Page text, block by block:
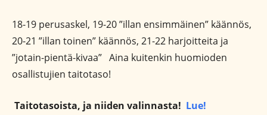
18-19 perusaskel, 19-20 ”illan ensimmäinen” käännös,
20-21 ”illan toinen” käännös, 21-22 harjoitteita ja
”jotain-pientä-kivaa” Aina kuitenkin huomioden
osallistujien taitotaso!
Taitotasoista, ja niiden valinnasta! Lue!